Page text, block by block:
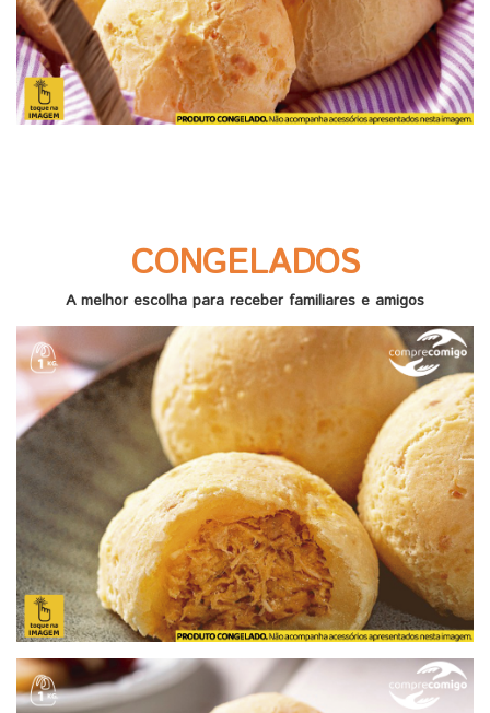
CONGELADOS
A melhor escolha para receber familiares e amigos